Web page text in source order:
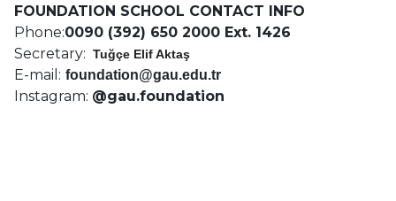
FOUNDATION SCHOOL CONTACT INFO
Phone:0090 (392) 650 2000 Ext. 1426
Secretary: Tuğçe Elif Aktaş
E-mail: foundation@gau.edu.tr
Instagram: @gau.foundation